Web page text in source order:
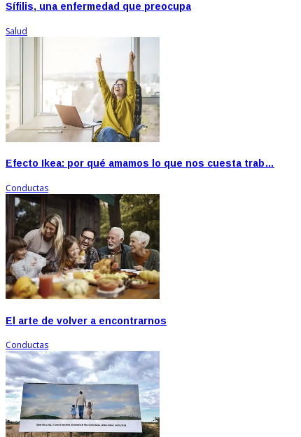
Sífilis, una enfermedad que preocupa
Salud
Efecto Ikea: por qué amamos lo que nos cuesta trab…
Conductas
El arte de volver a encontrarnos
Conductas